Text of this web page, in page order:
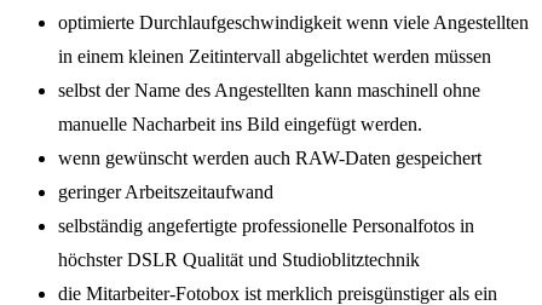
optimierte Durchlaufgeschwindigkeit wenn viele Angestellten
in einem kleinen Zeitintervall abgelichtet werden müssen
selbst der Name des Angestellten kann maschinell ohne
manuelle Nacharbeit ins Bild eingefügt werden.
wenn gewünscht werden auch RAW-Daten gespeichert
geringer Arbeitszeitaufwand
selbständig angefertigte professionelle Personalfotos in
höchster DSLR Qualität und Studioblitztechnik
die Mitarbeiter-Fotobox ist merklich preisgünstiger als ein